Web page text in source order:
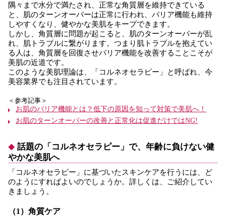
隅々まで水分で満たされ、正常な角質層を維持できている
と、肌のターンオーバーは正常に行われ、バリア機能も維持
しやすくなり、健やかな美肌をキープできます。
しかし、角質層に問題が起こると、肌のターンオーバーが乱
れ、肌トラブルに繋がります。つまり肌トラブルを抱えてい
る人は、角質層を回復させバリア機能を改善することこそが
美肌の近道です。
このような美肌理論は、「コルネオセラピー」と呼ばれ、今
美容業界でも注目されています。
＜参考記事＞
お肌のバリア機能とは？低下の原因を知って対策で美肌へ！
お肌のターンオーバーの改善と正常化は促進だけではNG!
話題の「コルネオセラピー」で、年齢に負けない健
やかな美肌へ
「コルネオセラピー」に基づいたスキンケアを行うには、ど
のようにすればよいのでしょうか。詳しくは、ご紹介してい
きましょう。
（1）角質ケア